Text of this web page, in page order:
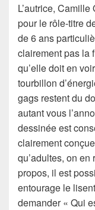
L’autrice,
pour le rôle-titre
de 6 ans
clairement pas la
qu’elle doit en
tourbillon
gags restent du
autant vous
dessinée est
clairement
qu’adultes, on
propos, il est
entourage le
demander « Qui